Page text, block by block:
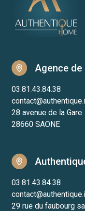
Agence de
03.81.43.84.38
28 avenue de la Gare
28660 SAONE
03.81.43.84.38
29 rue du faubourg